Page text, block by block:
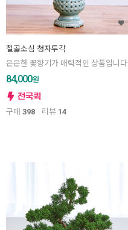
철골소심 청자투각
은은한 꽃향기가 매력적인 상품입니다.
84,000원
구매 398 리뷰 14